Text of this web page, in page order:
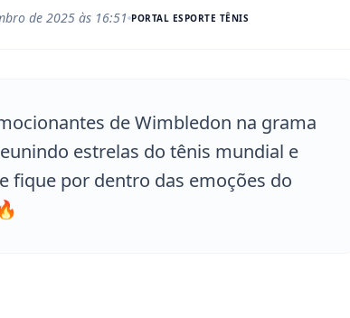
de 2025 às 16:51 PORTAL ESPORTE TÊNIS
de Wimbledon na grama
estrelas do tênis mundial e
fique por dentro das emoções do